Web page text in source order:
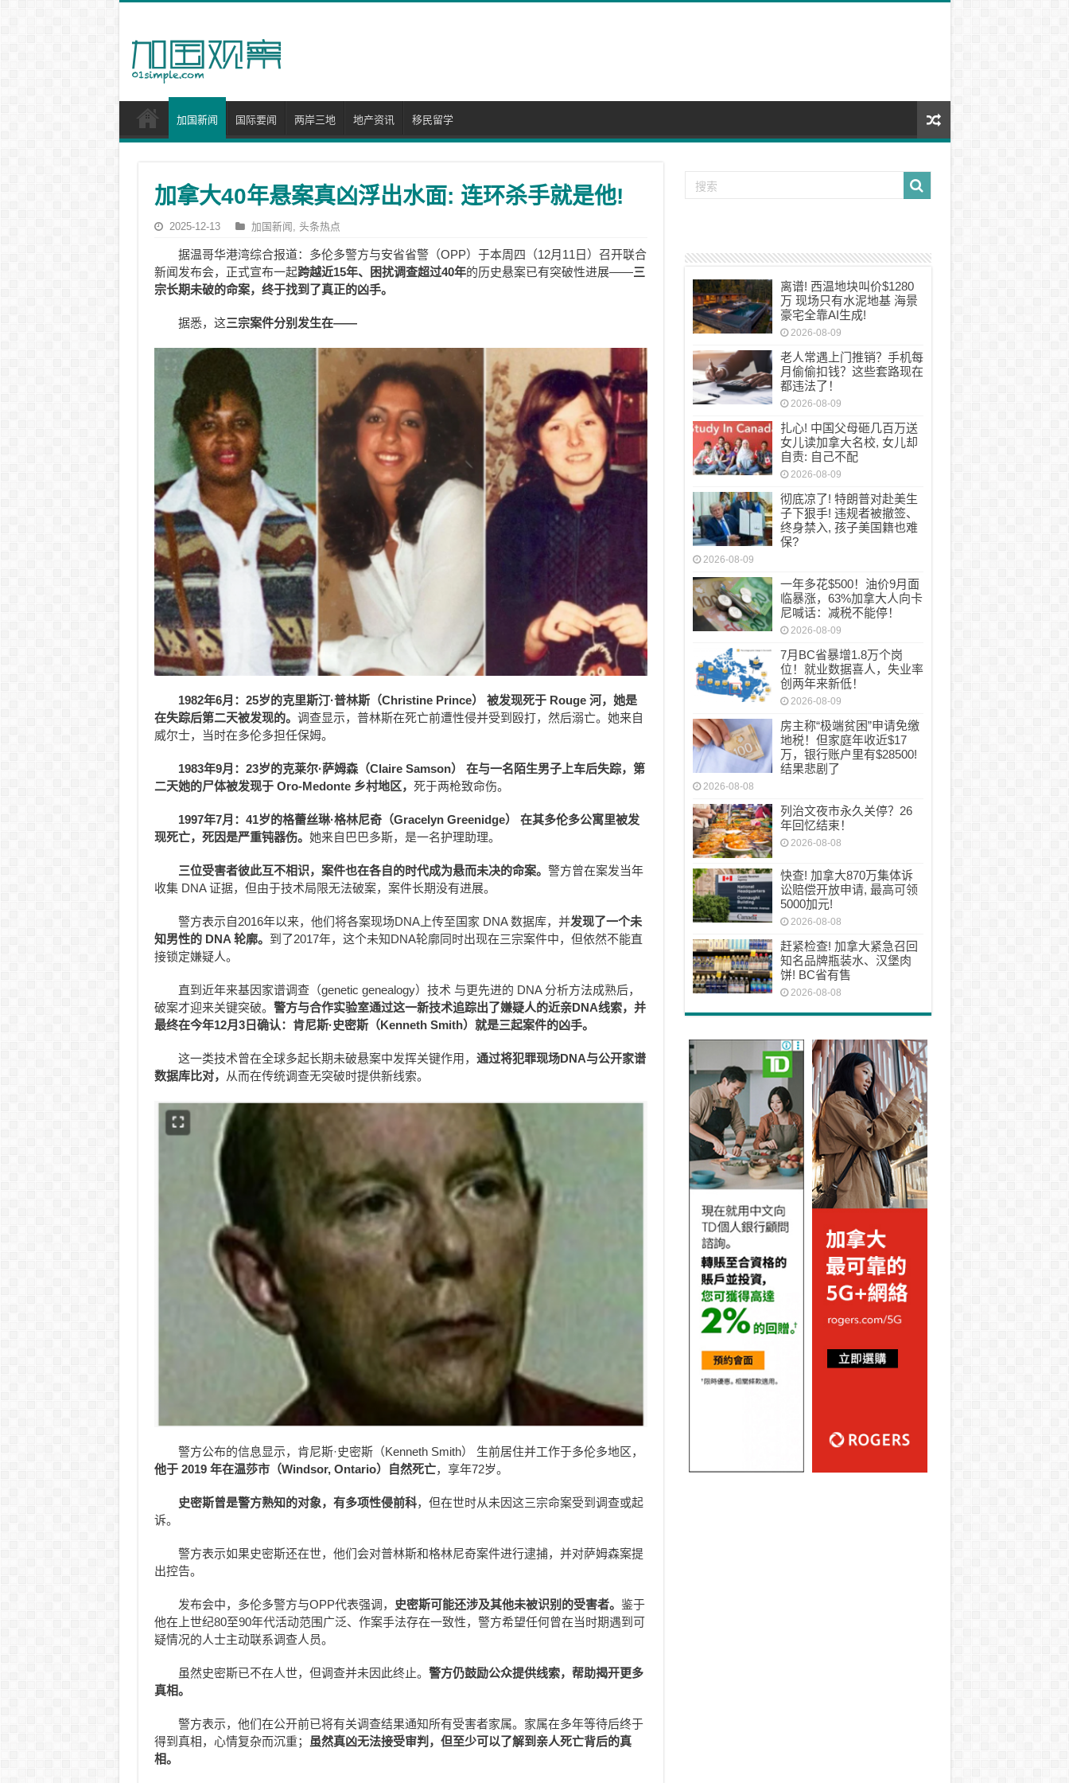
加国新闻 国际要闻 两岸三地 地产资讯 移民留学
加拿大40年悬案真凶浮出水面: 连环杀手就是他!
2025-12-13 加国新闻 , 头条热点
据温哥华港湾综合报道：多伦多警方与安省省警（OPP）于本周四（12月11日）召开联合
新闻发布会，正式宣布一起跨越近15年、困扰调查超过40年的历史悬案已有突破性进展——三
宗长期未破的命案，终于找到了真正的凶手。
据悉，这三宗案件分别发生在——
1982年6月：25岁的克里斯汀·普林斯（Christine Prince） 被发现死于 Rouge 河，她是
在失踪后第二天被发现的。 调查显示，普林斯在死亡前遭性侵并受到殴打，然后溺亡。她来自
威尔士，当时在多伦多担任保姆。
1983年9月：23岁的克莱尔·萨姆森（Claire Samson） 在与一名陌生男子上车后失踪，第
二天她的尸体被发现于 Oro-Medonte 乡村地区， 死于两枪致命伤。
1997年7月：41岁的格蕾丝琳·格林尼奇（Gracelyn Greenidge） 在其多伦多公寓里被发
现死亡，死因是严重钝器伤。 她来自巴巴多斯，是一名护理助理。
三位受害者彼此互不相识，案件也在各自的时代成为悬而未决的命案。 警方曾在案发当年
收集 DNA 证据，但由于技术局限无法破案，案件长期没有进展。
警方表示自2016年以来，他们将各案现场DNA上传至国家 DNA 数据库，并发现了一个未
知男性的 DNA 轮廓。 到了2017年，这个未知DNA轮廓同时出现在三宗案件中，但依然不能直
接锁定嫌疑人。
直到近年来基因家谱调查（genetic genealogy）技术 与更先进的 DNA 分析方法成熟后，
破案才迎来关键突破。 警方与合作实验室通过这一新技术追踪出了嫌疑人的近亲DNA线索，并
最终在今年12月3日确认：肯尼斯·史密斯（Kenneth Smith）就是三起案件的凶手。
这一类技术曾在全球多起长期未破悬案中发挥关键作用， 通过将犯罪现场DNA与公开家谱
数据库比对，
从而在传统调查无突破时提供新线索。
警方公布的信息显示，肯尼斯·史密斯（Kenneth Smith） 生前居住并工作于多伦多地区，
他于 2019 年在温莎市（Windsor, Ontario）自然死亡，享年72岁。
史密斯曾是警方熟知的对象，有多项性侵前科，但在世时从未因这三宗命案受到调查或起
诉。
警方表示如果史密斯还在世，他们会对普林斯和格林尼奇案件进行逮捕，并对萨姆森案提
出控告。
发布会中，多伦多警方与OPP代表强调， 史密斯可能还涉及其他未被识别的受害者。 鉴于
他在上世纪80至90年代活动范围广泛、作案手法存在一致性，警方希望任何曾在当时期遇到可
疑情况的人士主动联系调查人员。
虽然史密斯已不在人世，但调查并未因此终止。 警方仍鼓励公众提供线索，帮助揭开更多
真相。
警方表示，他们在公开前已将有关调查结果通知所有受害者家属。家属在多年等待后终于
得到真相，心情复杂而沉重；
虽然真凶无法接受审判，但至少可以了解到亲人死亡背后的真
相。
离谱! 西温地块叫价$1280
万 现场只有水泥地基 海景
豪宅全靠AI生成!
2026-08-09
老人常遇上门推销？手机每
月偷偷扣钱？这些套路现在
都违法了！
2026-08-09
扎心! 中国父母砸几百万送
女儿读加拿大名校, 女儿却
自责: 自己不配
2026-08-09
彻底凉了! 特朗普对赴美生
子下狠手! 违规者被撤签、
终身禁入, 孩子美国籍也难
保?
2026-08-09
一年多花$500！油价9月面
临暴涨，63%加拿大人向卡
尼喊话：减税不能停！
2026-08-09
7月BC省暴增1.8万个岗
位！就业数据喜人，失业率
创两年来新低！
2026-08-09
房主称“极端贫困”申请免缴
地税！但家庭年收近$17
万，银行账户里有$28500!
结果悲剧了
2026-08-08
列治文夜市永久关停？26
年回忆结束！
2026-08-08
快查! 加拿大870万集体诉
讼赔偿开放申请, 最高可领
5000加元!
2026-08-08
赶紧检查! 加拿大紧急召回
知名品牌瓶装水、汉堡肉
饼! BC省有售
2026-08-08